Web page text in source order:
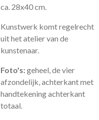
ca. 28x40 cm.
Kunstwerk komt regelrecht
uit het atelier van de
kunstenaar.
Foto's:geheel, de vier
afzondelijk, achterkant met
handtekening achterkant
totaal.